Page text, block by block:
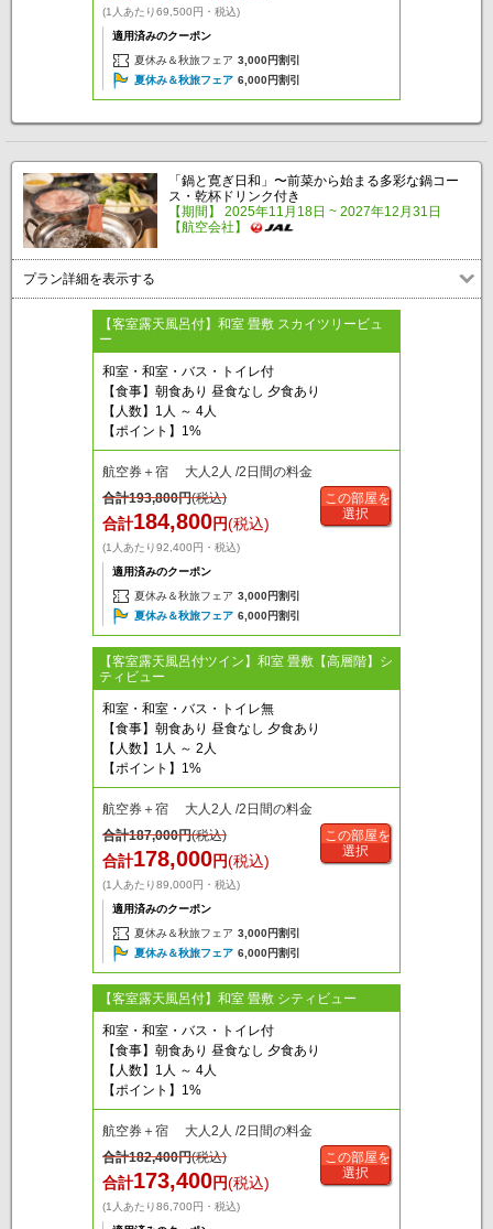
(1人あたり69,500円・税込)
適用済みのクーポン
夏休み＆秋旅フェア 3,000円割引
夏休み＆秋旅フェア 6,000円割引
「鍋と寛ぎ日和」〜前菜から始まる多彩な鍋コー
ス・乾杯ドリンク付き
【期間】 2025年11月18日 ~ 2027年12月31日
【航空会社】
プラン詳細を表示する
【客室露天風呂付】和室 畳敷 スカイツリービュ
ー
和室・和室・バス・トイレ付
【食事】朝食あり 昼食なし 夕食あり
【人数】1人 ～ 4人
【ポイント】1%
航空券＋宿 大人2人 /2日間の料金
合計193,800円(税込)
合計184,800円(税込)
(1人あたり92,400円・税込)
適用済みのクーポン
夏休み＆秋旅フェア 3,000円割引
夏休み＆秋旅フェア 6,000円割引
この部屋を
選択
【客室露天風呂付ツイン】和室 畳敷【高層階】シ
ティビュー
和室・和室・バス・トイレ無
【食事】朝食あり 昼食なし 夕食あり
【人数】1人 ～ 2人
【ポイント】1%
航空券＋宿 大人2人 /2日間の料金
合計187,000円(税込)
合計178,000円(税込)
(1人あたり89,000円・税込)
適用済みのクーポン
夏休み＆秋旅フェア 3,000円割引
夏休み＆秋旅フェア 6,000円割引
この部屋を
選択
【客室露天風呂付】和室 畳敷 シティビュー
和室・和室・バス・トイレ付
【食事】朝食あり 昼食なし 夕食あり
【人数】1人 ～ 4人
【ポイント】1%
航空券＋宿 大人2人 /2日間の料金
合計182,400円(税込)
合計173,400円(税込)
(1人あたり86,700円・税込)
この部屋を
選択